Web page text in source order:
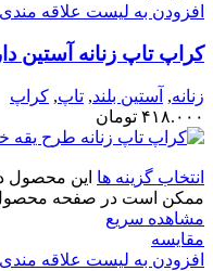
افزودن به لیست علاقه مندی
کراپ تاپ زنانه آستین دار
زنانه, آستین بلند, تاپ, کراپ
۴۱۸.۰۰۰ تومان
انتخاب گزینه ها این محصول
ممکن است در صفحه محصول
مشاهده سریع
مقایسه
افزودن به لیست علاقه مندی